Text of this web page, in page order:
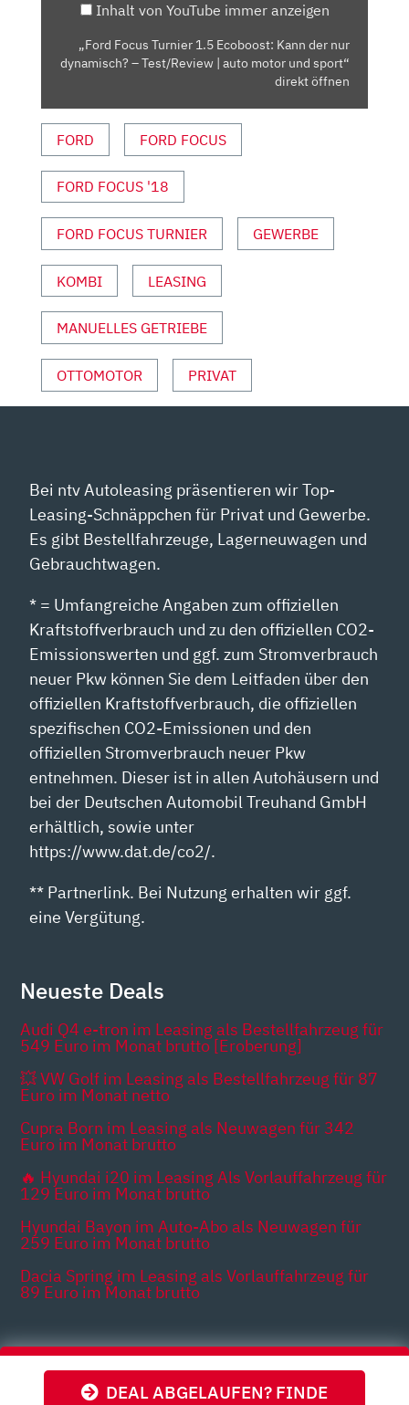
DEAL ABGELAUFEN? FINDE
DYNAMISCH?
AUTO
MOTOR
UND
SPORT“
YOUTUBE
ANZEIGEN
Inhalt von YouTube immer anzeigen
„Ford Focus Turnier 1.5 Ecoboost: Kann der nur
dynamisch? – Test/Review | auto motor und sport“
direkt öffnen
FORD FORD FOCUS
FORD FOCUS '18
FORD FOCUS TURNIER GEWERBE
KOMBI LEASING
MANUELLES GETRIEBE
OTTOMOTOR PRIVAT
Bei ntv Autoleasing präsentieren wir Top-
Leasing-Schnäppchen für Privat und Gewerbe.
Es gibt Bestellfahrzeuge, Lagerneuwagen und
Gebrauchtwagen.
* = Umfangreiche Angaben zum offiziellen
Kraftstoffverbrauch und zu den offiziellen CO2-
Emissionswerten und ggf. zum Stromverbrauch
neuer Pkw können Sie dem Leitfaden über den
offiziellen Kraftstoffverbrauch, die offiziellen
spezifischen CO2-Emissionen und den
offiziellen Stromverbrauch neuer Pkw
entnehmen. Dieser ist in allen Autohäusern und
bei der Deutschen Automobil Treuhand GmbH
erhältlich, sowie unter
https://www.dat.de/co2/.
** Partnerlink. Bei Nutzung erhalten wir ggf.
eine Vergütung.
Neueste Deals
Audi Q4 e-tron im Leasing als Bestellfahrzeug für
549 Euro im Monat brutto [Eroberung]
💥 VW Golf im Leasing als Bestellfahrzeug für 87
Euro im Monat netto
Cupra Born im Leasing als Neuwagen für 342
Euro im Monat brutto
🔥 Hyundai i20 im Leasing Als Vorlauffahrzeug für
129 Euro im Monat brutto
Hyundai Bayon im Auto-Abo als Neuwagen für
259 Euro im Monat brutto
Dacia Spring im Leasing als Vorlauffahrzeug für
89 Euro im Monat brutto